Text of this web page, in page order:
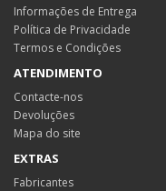
Informações de Entrega
Política de Privacidade
Termos e Condições
ATENDIMENTO
Contacte-nos
Devoluções
Mapa do site
EXTRAS
Fabricantes